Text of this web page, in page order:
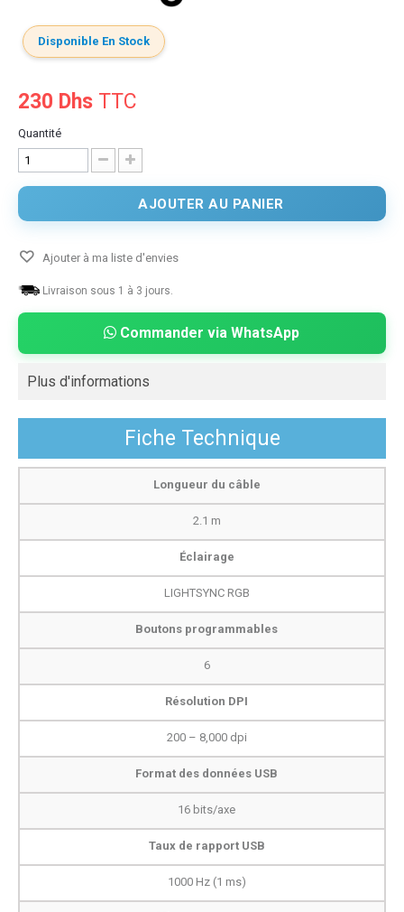
Disponible En Stock
230 Dhs TTC
Quantité
AJOUTER AU PANIER
Ajouter à ma liste d'envies
Livraison sous 1 à 3 jours.
Commander via WhatsApp
Plus d'informations
Fiche Technique
Longueur du câble
2.1 m
Éclairage
LIGHTSYNC RGB
Boutons programmables
6
Résolution DPI
200 – 8,000 dpi
Format des données USB
16 bits/axe
Taux de rapport USB
1000 Hz (1 ms)